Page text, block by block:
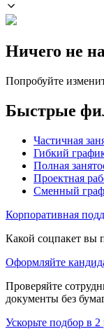
Ничего не
Попробуйте
Быстрые
Частичная
Гибкий
Полная
Проектная
Сменный
Корпоративная
Какой соцпакет вы
Оформляйте
Проверяйте
документы без
Ускорьте подбор в 2